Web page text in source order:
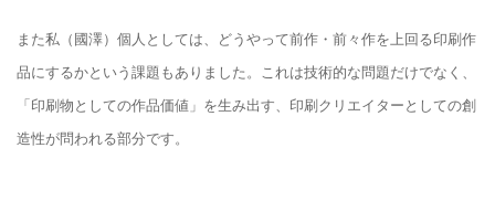
また私（國澤）個人としては、どうやって前作・前々作を上回る印刷作
品にするかという課題もありました。これは技術的な問題だけでなく、
「印刷物としての作品価値」を生み出す、印刷クリエイターとしての創
造性が問われる部分です。